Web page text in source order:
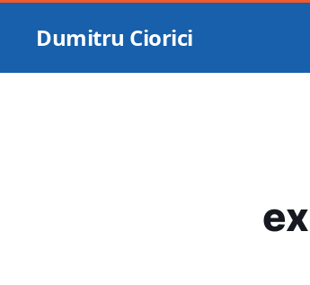
Dumitru Ciorici